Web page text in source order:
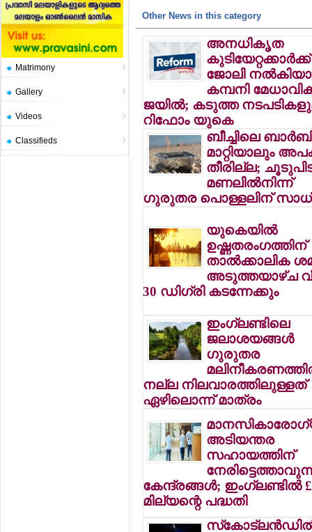
Matrimony
Gallery
Videos
Classifieds
Other News in this category
അനധികൃത
കുടിയേറ്റക്കാര്‍ക്ക്
ജോലി
കമ്പനി
ജയില്‍; കടുത്ത
റിഫോം യുകെ
ബീച്ചിലെ
മാറ്റിയാലും
തീരില്ല;
മണലില്‍നിന്ന്
ഗുരുതര പൊള്ളലിന്
യുകെയില്‍
ഉഷ്ണതരംഗത്തിന്
താല്‍ക്കാലിക
അടുത്തയാഴ്ച
30 ഡിഗ്രി കടന്നേക്കും
ഇംഗ്ലണ്ടിലെ
ജലാശയങ്ങള്‍
ഗുരുതര
നല്ല നിലവാരത്തിലുള്ളത്
ഏഴിലൊന്ന് മാത്രം
അടിയന്തര
സഹായത്തിന്
കേന്ദ്രങ്ങള്‍; ഇംഗ്ലണ്ടില്‍
മില്യന്റെ പദ്ധതി